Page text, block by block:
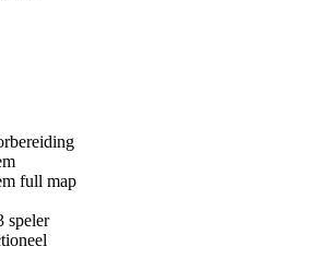
full map
speler